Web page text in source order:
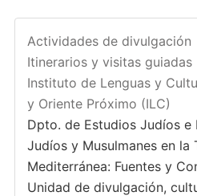
Actividades de divulgación
Itinerarios y visitas guiadas
Instituto de Lenguas y
y Oriente Próximo (ILC)
Dpto. de Estudios Judíos e
Judíos y Musulmanes en la
Mediterránea: Fuentes y
Unidad de divulgación,